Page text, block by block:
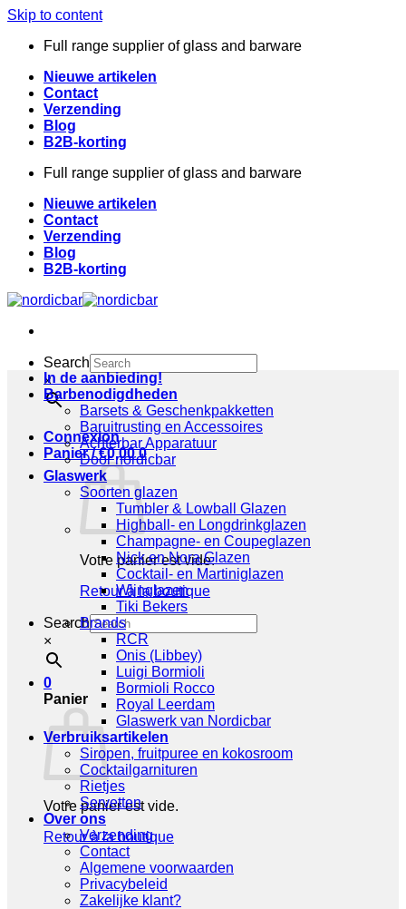
Skip to content
Full range supplier of glass and barware
Nieuwe artikelen
Contact
Verzending
Blog
B2B-korting
Full range supplier of glass and barware
Nieuwe artikelen
Contact
Verzending
Blog
B2B-korting
Search
×
Connexion
Panier /€0,00 0
Votre panier est vide.
Retour à la boutique
Search
×
0
Panier
Votre panier est vide.
Retour à la boutique
In de aanbieding!
Barbenodigdheden
Barsets & Geschenkpakketten
Baruitrusting en Accessoires
Achterbar Apparatuur
Door nordicbar
Glaswerk
Soorten glazen
Tumbler & Lowball Glazen
Highball- en Longdrinkglazen
Champagne- en Coupeglazen
Nick en Nora Glazen
Cocktail- en Martiniglazen
Wijnglazen
Tiki Bekers
Brands
RCR
Onis (Libbey)
Luigi Bormioli
Bormioli Rocco
Royal Leerdam
Glaswerk van Nordicbar
Verbruiksartikelen
Siropen, fruitpuree en kokosroom
Cocktailgarnituren
Rietjes
Servetten
Over ons
Verzending
Contact
Algemene voorwaarden
Privacybeleid
Zakelijke klant?